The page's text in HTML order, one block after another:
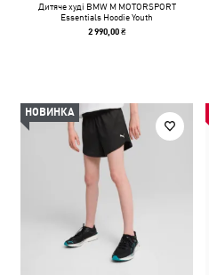
Дитяче худі BMW M MOTORSPORT
Essentials Hoodie Youth
2 990,00 ₴
НОВИНКА